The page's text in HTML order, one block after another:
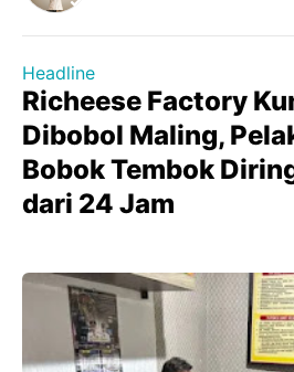
Headline
Richeese Factory
Dibobol Maling,
Bobok Tembok
dari 24 Jam